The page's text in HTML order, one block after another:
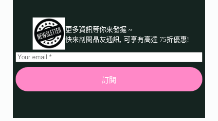
更多資訊等你來發掘 ~
快來剖閱晶友通訊, 可享有高達 75折優惠!
訂閱